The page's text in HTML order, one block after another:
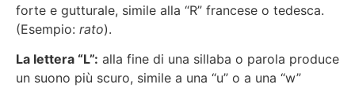
forte e gutturale, simile alla “R” francese o tedesca.
(Esempio: rato).
La lettera “L”: alla fine di una sillaba o parola produce
un suono più scuro, simile a una “u” o a una “w”